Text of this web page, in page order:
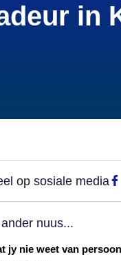
in
op sosiale media
nuus...
jy nie weet van